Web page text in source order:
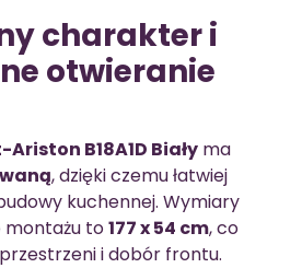
charakter i
otwieranie
B18A1D Biały ma
, dzięki czemu łatwiej
kuchennej. Wymiary
montażu to177 x 54 cm, co
i dobór frontu.